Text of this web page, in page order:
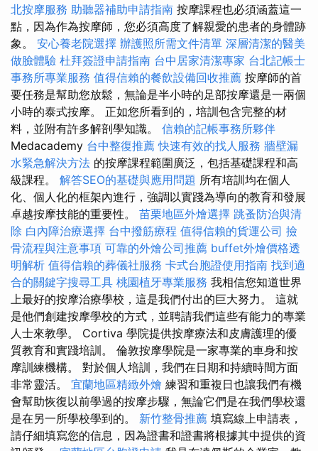
北按摩服務 助聽器補助申請指南 按摩課程也必須涵蓋這一
點，因為作為按摩師，您必須高度了解親愛的患者的身體跡
象。 安心養老院選擇 辦護照所需文件清單 深層清潔的醫美
做臉體驗 杜拜簽證申請指南 台中居家清潔專家 台北記帳士
事務所專業服務 值得信賴的餐飲設備回收推薦 按摩師的首
要任務是幫助您放鬆，無論是半小時的足部按摩還是一兩個
小時的泰式按摩。 正如您所看到的，培訓包含完整的材
料，並附有許多解剖學知識。 信賴的記帳事務所夥伴
Medacademy 台中整復推薦 快速有效的找人服務 牆壁漏
水緊急解決方法 的按摩課程範圍廣泛，包括基礎課程和高
級課程。 解答SEO的基礎與應用問題 所有培訓均在個人
化、個人化的框架內進行，強調以實踐為導向的教育和發展
卓越按摩技能的重要性。 苗栗地區外燴選擇 跳蚤防治與清
除 白內障治療選擇 台中撥筋療程 值得信賴的貨運公司 撿
骨流程與注意事項 可靠的外燴公司推薦 buffet外燴價格透
明解析 值得信賴的葬儀社服務 卡式台胞證使用指南 找到適
合的關鍵字搜尋工具 桃園植牙專業服務 我相信您知道世界
上最好的按摩治療學校，這是我們付出的巨大努力。 這就
是他們創建按摩學校的方式，並聘請我們這些有能力的專業
人士來教學。 Cortiva 學院提供按摩療法和皮膚護理的優
質教育和實踐培訓。 倫敦按摩學院是一家專業的車身和按
摩訓練機構。 對於個人培訓，我們在日期和持續時間方面
非常靈活。 宜蘭地區精緻外燴 練習和重複日也讓我們有機
會幫助恢復以前學過的按摩步驟，無論它們是在我們學校還
是在另一所學校學到的。 新竹整骨推薦 填寫線上申請表，
請仔細填寫您的信息，因為證書和證書將根據其中提供的資